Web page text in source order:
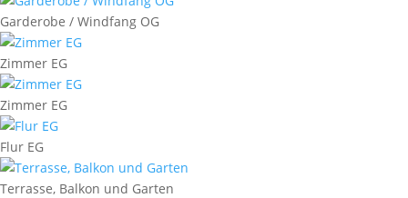
Garderobe / Windfang OG
Zimmer EG
Zimmer EG
Flur EG
Terrasse, Balkon und Garten